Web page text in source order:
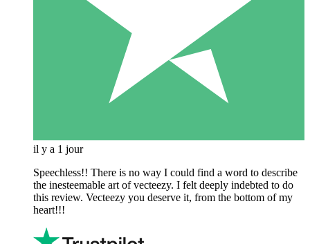
il y a 1 jour
Speechless!! There is no way I could find a word to describe
the inesteemable art of vecteezy. I felt deeply indebted to do
this review. Vecteezy you deserve it, from the bottom of my
heart!!!